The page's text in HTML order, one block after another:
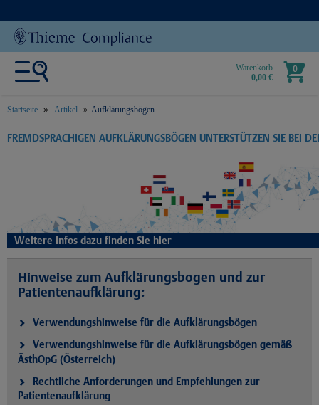
Warenkorb
0,00 €
0
Startseite Artikel Aufklärungsbögen
text.skipToContent
text.skipToNavigation
FREMDSPRACHIGEN AUFKLÄRUNGSBÖGEN UNTERSTÜTZEN SIE BEI
Weitere Infos dazu finden Sie hier
Hinweise zum Aufklärungsbogen und zur
Patientenaufklärung:
Verwendungshinweise für die Aufklärungsbögen
Verwendungshinweise für die Aufklärungsbögen gemäß
ÄsthOpG (Österreich)
Rechtliche Anforderungen und Empfehlungen zur
Patientenaufklärung